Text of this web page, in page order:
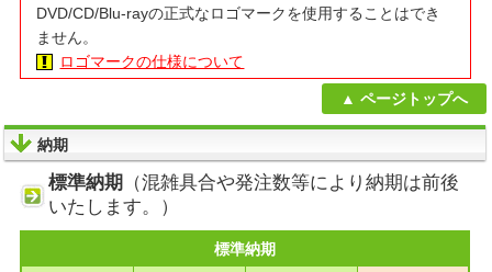
DVD/CD/Blu-rayの正式なロゴマークを使用することはでき
ません。
ロゴマークの仕様について
ページトップへ
納期
標準納期 （混雑具合や発注数等により納期は前後
いたします。）
標準納期